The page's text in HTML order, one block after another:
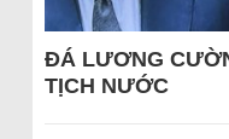
ĐÁ LƯƠNG
TỊCH NƯỚC